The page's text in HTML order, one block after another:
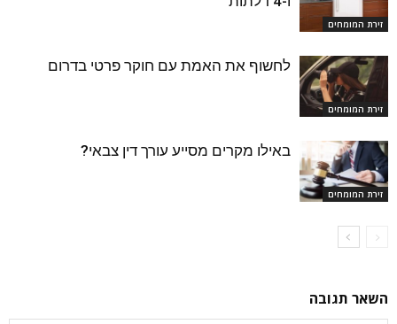
זירת המומחים
זירת המומחים
לחשוף את האמת עם חוקר פרטי בדרום
זירת המומחים
באילו מקרים מסייע עורך דין צבאי?
השאר תגובה